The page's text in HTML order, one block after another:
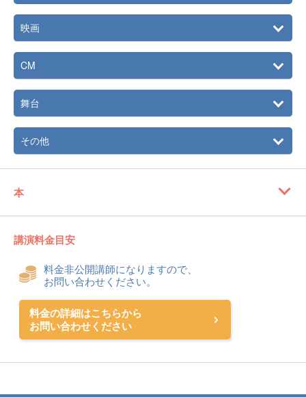
映画
CM
舞台
その他
本
講演料金目安
料金非公開講師になりますので、
お問い合わせください。
料金の詳細はこちらから
お問い合わせください